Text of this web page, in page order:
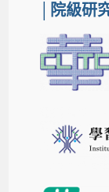
│院級研